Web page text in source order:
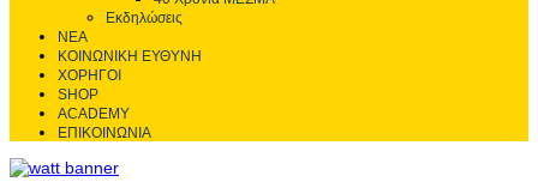
Εκδηλώσεις
ΝΕΑ
ΚΟΙΝΩΝΙΚΗ ΕΥΘΥΝΗ
ΧΟΡΗΓΟΙ
SHOP
ACADEMY
ΕΠΙΚΟΙΝΩΝΙΑ